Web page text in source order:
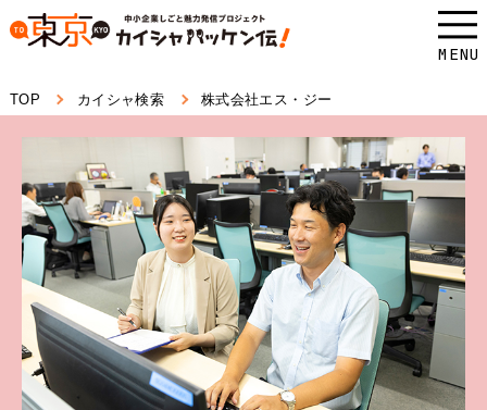
本
ス
す。
MENU
TOP カイシャ検索 株式会社エス・ジー